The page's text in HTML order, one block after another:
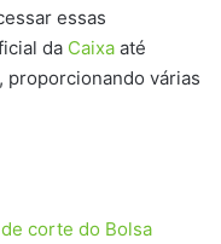
essas
da Caixa até
várias
corte do Bolsa